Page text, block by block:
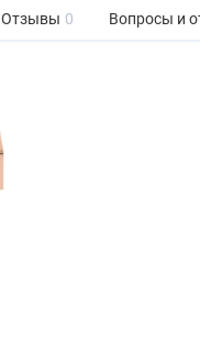
Отзывы 0 Вопросы и